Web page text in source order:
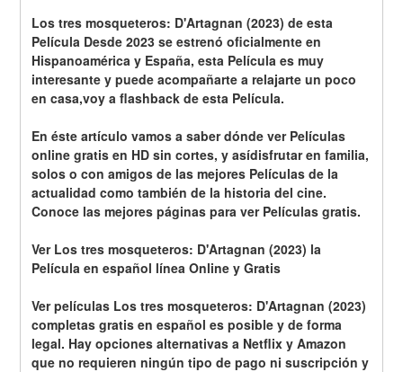
Los tres mosqueteros: D'Artagnan (2023) de esta
Película Desde 2023 se estrenó oficialmente en
Hispanoamérica y España, esta Película es muy
interesante y puede acompañarte a relajarte un poco
en casa,voy a flashback de esta Película.
En éste artículo vamos a saber dónde ver Películas
online gratis en HD sin cortes, y asídisfrutar en familia,
solos o con amigos de las mejores Películas de la
actualidad como también de la historia del cine.
Conoce las mejores páginas para ver Películas gratis.
Ver Los tres mosqueteros: D'Artagnan (2023) la
Película en español línea Online y Gratis
Ver películas Los tres mosqueteros: D'Artagnan (2023)
completas gratis en español es posible y de forma
legal. Hay opciones alternativas a Netflix y Amazon
que no requieren ningún tipo de pago ni suscripción y